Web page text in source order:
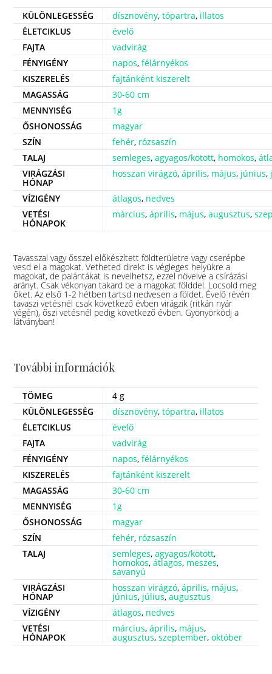
KÜLÖNLEGESSÉG dísznövény,tópartra, illatos
ÉLETCIKLUS
évelő
FAJTA
vadvirág
FÉNYIGÉNY
napos,félárnyékos
KISZERELÉS
fajtánként kiszerelt
MAGASSÁG
30-60 cm
MENNYISÉG
1g
ŐSHONOSSÁG
magyar
SZÍN
fehér, rózsaszín
TALAJ
semleges,agyagos/kötött, homokos,
VIRÁGZÁSI
HÓNAP
hosszan virágzó,április, május, június,
VÍZIGÉNY átlagos, nedves
VETÉSI
HÓNAPOK
március,április, május,augusztus,
Tavasszal vagy ősszel előkészített földterületre vagy cserépbe
vesd el a magokat. Vetheted direkt is végleges helyükre a
magokat, de palántákat is nevelhetsz, ezzel növelve a csírázási
arányt. Csak vékonyan takard be a magokat földdel. Locsold meg
őket. Az első 1-2 hétben tartsd nedvesen a földet. Évelő révén
tavaszi vetésnél csak következő évben virágzik (ritkán nyár
végén), őszi vetésnél pedig következő évben. Gyönyörködj a
látványban!
További információk
TÖMEG
4 g
KÜLÖNLEGESSÉG
dísznövény,tópartra, illatos
ÉLETCIKLUS
évelő
FAJTA
vadvirág
FÉNYIGÉNY
napos,félárnyékos
KISZERELÉS
fajtánként kiszerelt
MAGASSÁG
30-60 cm
MENNYISÉG
1g
ŐSHONOSSÁG
magyar
SZÍN
fehér, rózsaszín
TALAJ
semleges,agyagos/kötött,
homokos,átlagos, meszes,
savanyú
VIRÁGZÁSI
HÓNAP
hosszan virágzó,április, május,
június, július,augusztus
VÍZIGÉNY
átlagos, nedves
VETÉSI
HÓNAPOK
március,április, május,
augusztus,szeptember,október